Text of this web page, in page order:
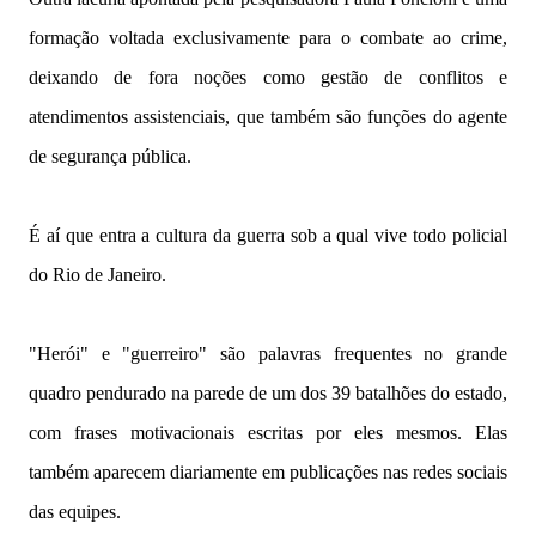
formação voltada exclusivamente para o combate ao crime,
deixando de fora noções como gestão de conflitos e
atendimentos assistenciais, que também são funções do agente
de segurança pública.
É aí que entra a cultura da guerra sob a qual vive todo policial
do Rio de Janeiro.
"Herói" e "guerreiro" são palavras frequentes no grande
quadro pendurado na parede de um dos 39 batalhões do estado,
com frases motivacionais escritas por eles mesmos. Elas
também aparecem diariamente em publicações nas redes sociais
das equipes.